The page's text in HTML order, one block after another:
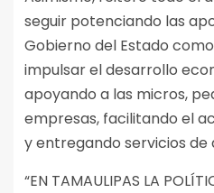
seguir potenciando las
Gobierno del Estado
impulsar el desarrollo
apoyando a las micros,
empresas, facilitando el
y entregando servicios
“EN TAMAULIPAS LA